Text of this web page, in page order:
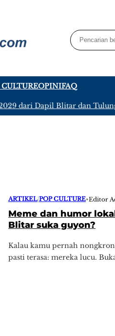
CULTUREOPINIFAQ
dari Dapil Blitar dan
ARTIKEL |POP CULTURE•Editor
Meme dan humor
Blitar suka guyon?
Kalau kamu pernah
pasti terasa: mereka lucu.